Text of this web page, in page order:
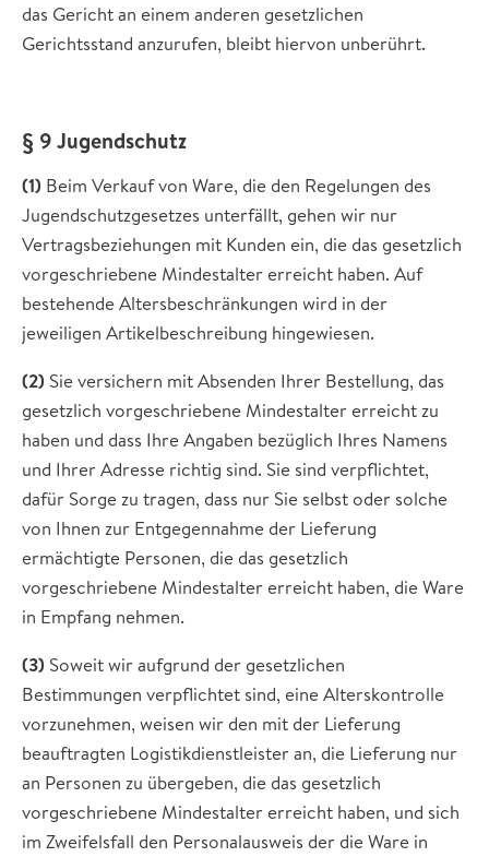
das Gericht an einem anderen gesetzlichen
Gerichtsstand anzurufen, bleibt hiervon unberührt.
§ 9 Jugendschutz
(1) Beim Verkauf von Ware, die den Regelungen des
Jugendschutzgesetzes unterfällt, gehen wir nur
Vertragsbeziehungen mit Kunden ein, die das gesetzlich
vorgeschriebene Mindestalter erreicht haben. Auf
bestehende Altersbeschränkungen wird in der
jeweiligen Artikelbeschreibung hingewiesen.
(2) Sie versichern mit Absenden Ihrer Bestellung, das
gesetzlich vorgeschriebene Mindestalter erreicht zu
haben und dass Ihre Angaben bezüglich Ihres Namens
und Ihrer Adresse richtig sind. Sie sind verpflichtet,
dafür Sorge zu tragen, dass nur Sie selbst oder solche
von Ihnen zur Entgegennahme der Lieferung
ermächtigte Personen, die das gesetzlich
vorgeschriebene Mindestalter erreicht haben, die Ware
in Empfang nehmen.
(3) Soweit wir aufgrund der gesetzlichen
Bestimmungen verpflichtet sind, eine Alterskontrolle
vorzunehmen, weisen wir den mit der Lieferung
beauftragten Logistikdienstleister an, die Lieferung nur
an Personen zu übergeben, die das gesetzlich
vorgeschriebene Mindestalter erreicht haben, und sich
im Zweifelsfall den Personalausweis der die Ware in